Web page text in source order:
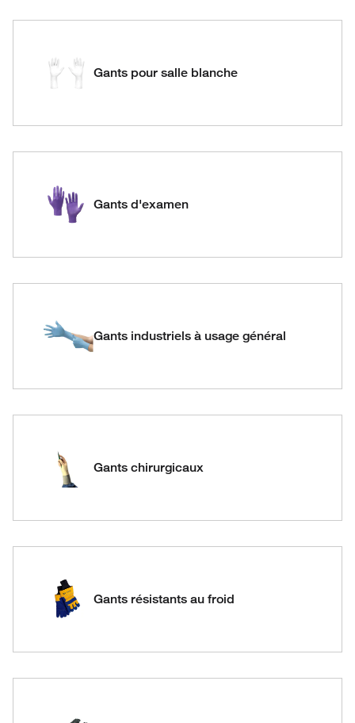
Gants pour salle blanche
Gants d'examen
Gants industriels à usage général
Gants chirurgicaux
Gants résistants au froid